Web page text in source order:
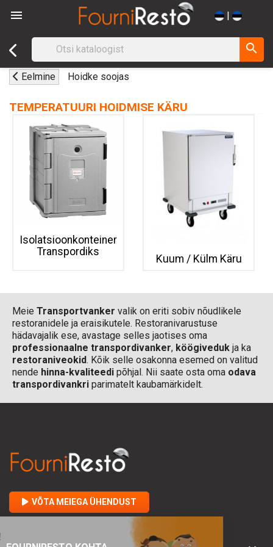
 |
search
Eelmine Hoidke soojas
TEMPERATUURI HOIDMISE KÄRU
Isolatsioonkonteiner
Transpordiks
Kuum / Külm Käru
Meie Transportvanker valik on eriti sobiv nõudlikele
restoranidele ja eraisikutele. Restoranivarustuse
hädavajalik ese, avastage selles jaotises oma
professionaalne transpordivanker, köögiveduk ja ka
restoraniveokid. Kõik selle osakonna esemed on valitud
nende hinna-kvaliteedi põhjal. Nii saate osta oma odava
transpordivankri parimatelt kaubamärkidelt.
VÕTA MEIEGA ÜHENDUST